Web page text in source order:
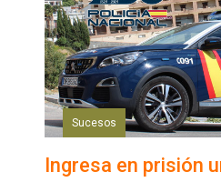
Sucesos
Ingresa en prisión